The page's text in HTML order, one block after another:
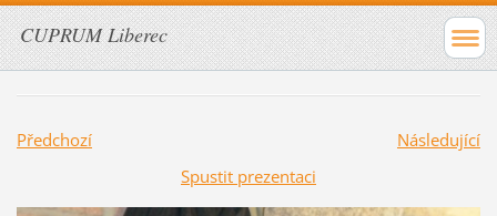
CUPRUM Liberec
Předchozí
Následující
Spustit prezentaci